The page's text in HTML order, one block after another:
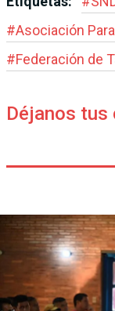
#Asociación
#Federación de
Déjanos tus